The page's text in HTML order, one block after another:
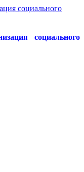
социального